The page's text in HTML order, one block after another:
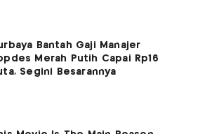
Bantah Gaji Manajer
Merah Putih Capai Rp16
Segini Besarannya